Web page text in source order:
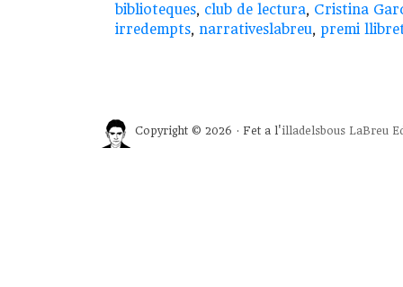
biblioteques, club de lectura, Cristina
irredempts, narrativeslabreu, premi
Copyright © 2026 · Fet a l'illadelsbous LaBreu